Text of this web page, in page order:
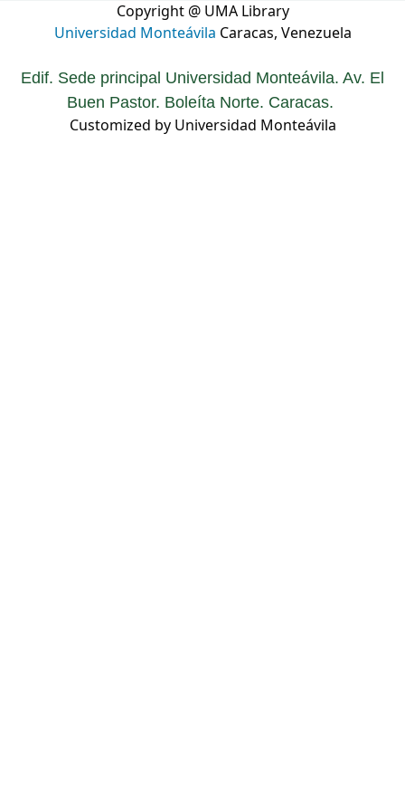
Copyright @ UMA Library
Universidad Monteávila Caracas, Venezuela
Edif. Sede principal Universidad Monteávila. Av. El
Buen Pastor. Boleíta Norte. Caracas.
Customized by Universidad Monteávila